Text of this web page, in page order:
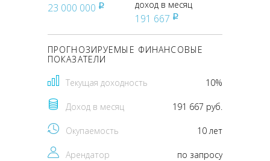
23 000 000 pуб
доход в месяц
191 667 pуб
ПРОГНОЗИРУЕМЫЕ ФИНАНСОВЫЕ
ПОКАЗАТЕЛИ
Текущая доходность 10%
Доход в месяц 191 667 руб.
Окупаемость 10 лет
Арендатор по запросу